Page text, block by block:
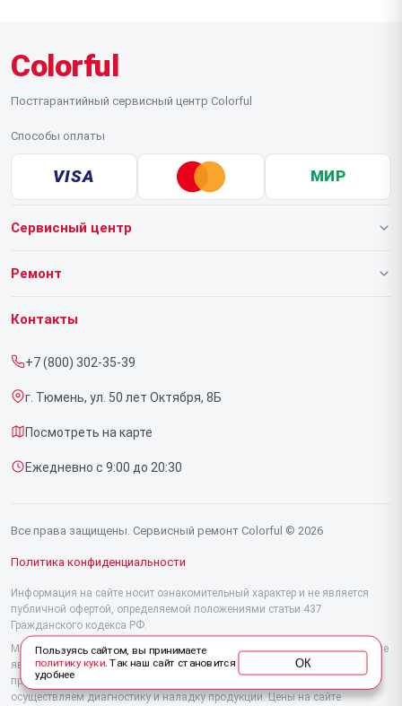
Colorful
Постгарантийный сервисный центр Colorful
Способы оплаты
VISA МИР
Сервисный центр
О нашем сервисе
Срочный ремонт
Доставка и способы оплаты
Диагностика
Контакты
Ремонт
Ноутбуков
Контакты
+7 (800) 302-35-39
г. Тюмень, ул. 50 лет Октября, 8Б
Посмотреть на карте
Ежедневно с 9:00 до 20:30
Все права защищены. Сервисный ремонт Colorful © 2026
Политика конфиденциальности
Информация на сайте носит ознакомительный характер и не является
публичной офертой, определяемой положениями статьи 437
Гражданского кодекса РФ.
Мы специализируемся на обслуживании и ремонте техники Colorful, но не
являемся их официальным представителем. Предоставляем
профессиональные услуги после истечения гарантии, а также
осуществляем диагностику и наладку продукции. Цены на сайте
Пользуясь сайтом, вы принимаете
политику куки. Так наш сайт становится
удобнее
ОК